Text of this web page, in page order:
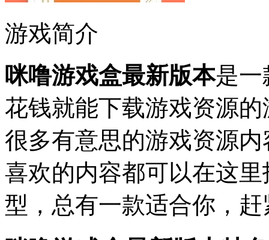
游戏简介
咪噜游戏盒最新版本是一
花钱就能下载游戏资源
很多有意思的游戏资源
喜欢的内容都可以在这
型，总有一款适合你，